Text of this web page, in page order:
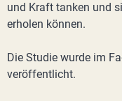
und Kraft tanken und
erholen können.
Die Studie wurde im
veröffentlicht.